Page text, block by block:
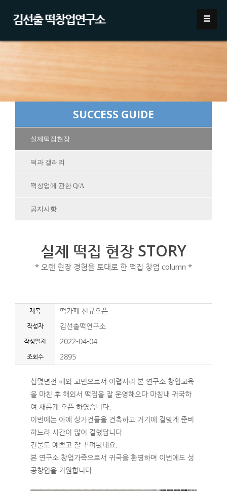
SUCCESS GUIDE
실제떡집현장
떡과 갤러리
떡창업에 관한 Q/A
공지사항
실제 떡집 현장 STORY
* 오랜 현장 경험을 토대로 한 떡집 창업 column *
제목 떡카페 신규오픈
작성자 김선출떡연구소
작성일자 2022-04-04
조회수 2895
십몇년전 해외 교민으로서 어렵사리 본 연구소 창업교육
을 마친 후 해외서 떡집을 잘 운영해오다 마침내 귀국하
여 새롭게 오픈 하였습니다.
이번에는 아예 상가건물을 건축하고 거기에 걸맞게 준비
하느랴 시간이 많이 걸렸답니다.
건물도 예쁘고 잘 꾸며놨네요.
본 연구소 창업가족으로서 귀국을 환영하며 이번에도 성
공창업을 기원합니다.